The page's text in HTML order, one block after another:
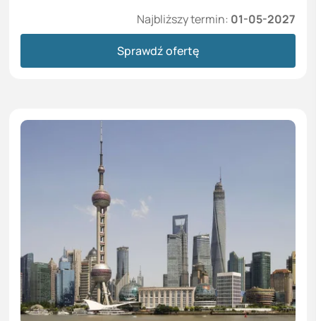
Najbliższy termin: 01-05-2027
Sprawdź ofertę